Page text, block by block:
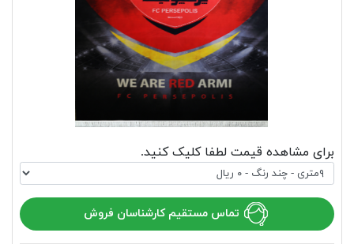
برای مشاهده قیمت لطفا کلیک کنید.
تماس مستقیم کارشناسان فروش